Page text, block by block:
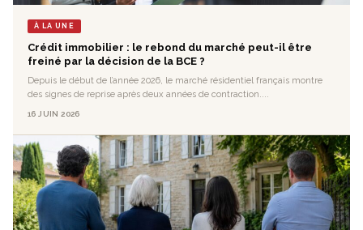
À LA UNE
Crédit immobilier : le rebond du marché peut-il être
freiné par la décision de la BCE ?
Depuis le début de l’année 2026, le marché résidentiel français montre
des signes de reprise après deux années de contraction....
16 JUIN 2026